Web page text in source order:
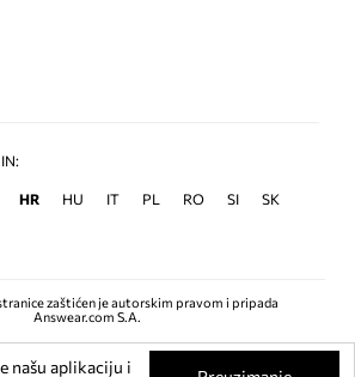
HR HU IT PL RO SI
SK
zaštićen je autorskim pravom i pripada
Answear.com S.A.
našu aplikaciju i